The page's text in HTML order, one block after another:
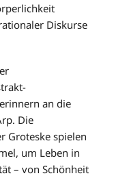
Diskurse
an die
Die
Groteske spielen
um Leben in
– von Schönheit